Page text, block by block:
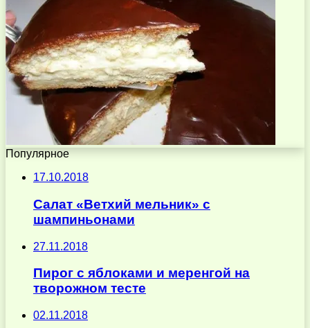
Популярное
17.10.2018
Салат «Ветхий мельник» с
шампиньонами
27.11.2018
Пирог с яблоками и меренгой на
творожном тесте
02.11.2018